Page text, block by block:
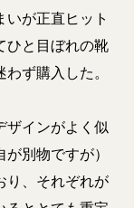
いが正直ヒット
ひと目ぼれの靴
ず購入した。
ザインがよく似
別物ですが）
り、それぞれが